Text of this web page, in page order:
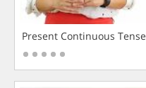
Present Continuous Tense